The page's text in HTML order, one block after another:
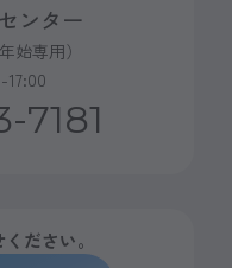
ンター
始専用）
7181
ださい。